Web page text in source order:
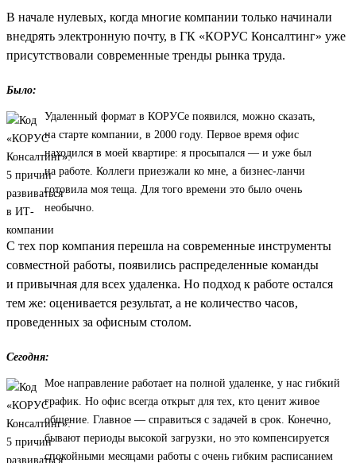
В начале нулевых, когда многие компании только начинали
внедрять электронную почту, в ГК «КОРУС Консалтинг» уже
присутствовали современные тренды рынка труда.
Было:
Удаленный формат в КОРУСе появился, можно сказать,
на старте компании, в 2000 году. Первое время офис
находился в моей квартире: я просыпался — и уже был
на работе. Коллеги приезжали ко мне, а бизнес-ланчи
готовила моя теща. Для того времени это было очень
необычно.
С тех пор компания перешла на современные инструменты
совместной работы, появились распределенные команды
и привычная для всех удаленка. Но подход к работе остался
тем же: оценивается результат, а не количество часов,
проведенных за офисным столом.
Сегодня:
Мое направление работает на полной удаленке, у нас гибкий
график. Но офис всегда открыт для тех, кто ценит живое
общение. Главное — справиться с задачей в срок. Конечно,
бывают периоды высокой загрузки, но это компенсируется
спокойными месяцами работы с очень гибким расписанием